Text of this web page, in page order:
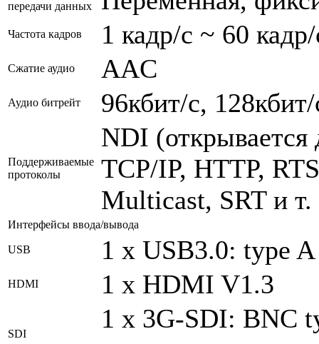
передачи данных
Частота кадров 1 кадр/с ~ 60
Сжатие аудио AAC
Аудио битрейт 96кбит/с,
Поддерживаемые
протоколы
NDI (открывается
TCP/IP, HTTP,
Multicast, SRT и т.
Интерфейсы ввода/вывода
USB 1 x USB3.0: type A
HDMI 1 x HDMI V1.3
SDI
1 х 3G-SDI: BNC